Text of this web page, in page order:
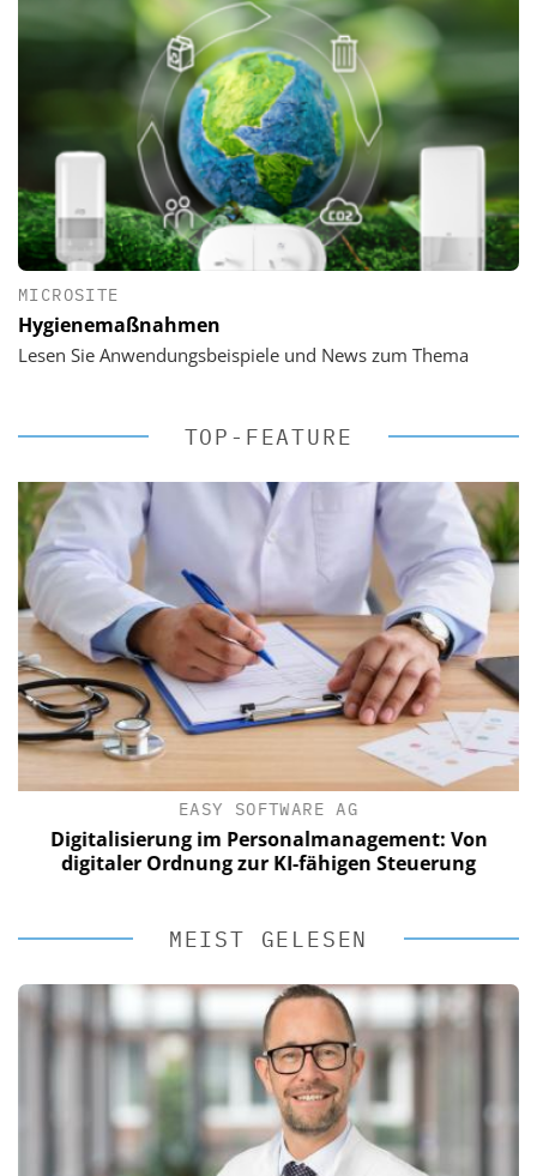
MICROSITE
Hygienemaßnahmen
Lesen Sie Anwendungsbeispiele und News zum Thema
TOP-FEATURE
EASY SOFTWARE AG
Digitalisierung im Personalmanagement: Von
digitaler Ordnung zur KI-fähigen Steuerung
MEIST GELESEN